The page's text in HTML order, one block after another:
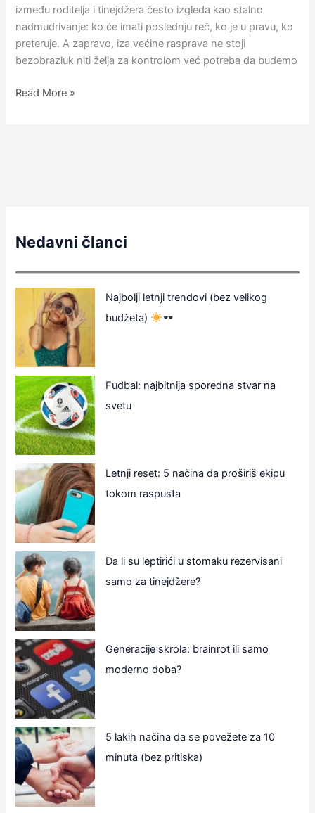
između roditelja i tinejdžera često izgleda kao stalno
nadmudrivanje: ko će imati poslednju reč, ko je u pravu, ko
preteruje. A zapravo, iza većine rasprava ne stoji
bezobrazluk niti želja za kontrolom već potreba da budemo
Read More »
Nedavni članci
Najbolji letnji trendovi (bez velikog
budžeta)
Fudbal: najbitnija sporedna stvar na
svetu
Letnji reset: 5 načina da proširiš ekipu
tokom raspusta
Da li su leptirići u stomaku rezervisani
samo za tinejdžere?
Generacije skrola: brainrot ili samo
moderno doba?
5 lakih načina da se povežete za 10
minuta (bez pritiska)